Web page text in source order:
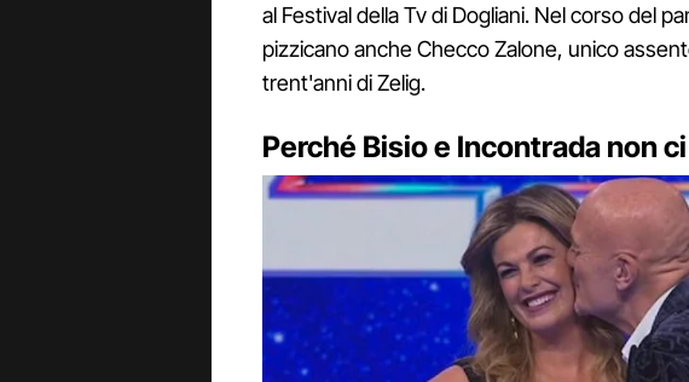
al Festival della Tv di Dogliani. Nel corso del
pizzicano anche Checco Zalone, unico
trent'anni di Zelig.
Perché Bisio e Incontrada non